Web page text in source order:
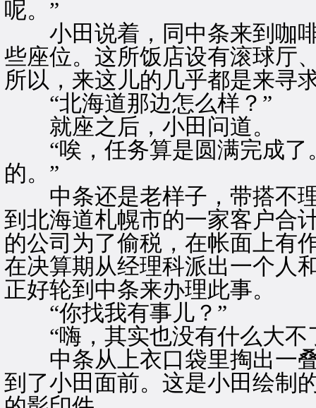
呢。”
小田说着，同中条来到咖啡
些座位。这所饭店设有滚球厅
所以，来这儿的几乎都是来寻
“北海道那边怎么样？”
就座之后，小田问道。
“唉，任务算是圆满完成了
的。”
中条还是老样子，带搭不理
到北海道札幌市的一家客户合
的公司为了偷税，在帐面上有
在决算期从经理科派出一个人
正好轮到中条来办理此事。
“你找我有事儿？”
“嗨，其实也没有什么大不
中条从上衣口袋里掏出一叠
到了小田面前。这是小田绘制